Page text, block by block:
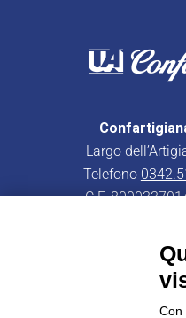
Largo
Telefono
C.F.
Con